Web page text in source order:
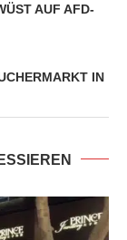
AUF AFD-
IN